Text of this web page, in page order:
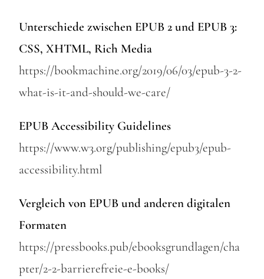
Unterschiede zwischen EPUB 2 und EPUB 3:
CSS, XHTML, Rich Media
https://bookmachine.org/2019/06/03/epub-3-2-
what-is-it-and-should-we-care/
EPUB Accessibility Guidelines
https://www.w3.org/publishing/epub3/epub-
accessibility.html
Vergleich von EPUB und anderen digitalen
Formaten
https://pressbooks.pub/ebooksgrundlagen/cha
pter/2-2-barrierefreie-e-books/